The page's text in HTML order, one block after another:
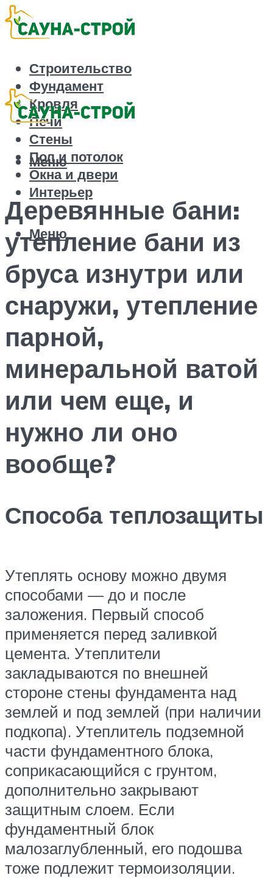
Строительство
Фундамент
Кровля
Печи
Стены
Пол и потолок
Окна и двери
Интерьер
Меню
Меню
Деревянные бани:
утепление бани из
бруса изнутри или
снаружи, утепление
парной,
минеральной ватой
или чем еще, и
нужно ли оно
вообще?
Способа теплозащиты
Утеплять основу можно двумя
способами — до и после
заложения. Первый способ
применяется перед заливкой
цемента. Утеплители
закладываются по внешней
стороне стены фундамента над
землей и под землей (при наличии
подкопа). Утеплитель подземной
части фундаментного блока,
соприкасающийся с грунтом,
дополнительно закрывают
защитным слоем. Если
фундаментный блок
малозаглубленный, его подошва
тоже подлежит термоизоляции.